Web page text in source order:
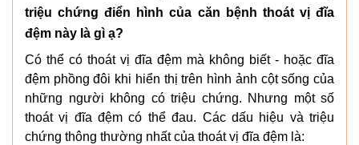
triệu chứng điển hình của căn bệnh thoát vị đĩa
đệm này là gì ạ?
Có thể có thoát vị đĩa đệm mà không biết - hoặc đĩa
đệm phồng đôi khi hiển thị trên hình ảnh cột sống của
những người không có triệu chứng. Nhưng một số
thoát vị đĩa đệm có thể đau. Các dấu hiệu và triệu
chứng thông thường nhất của thoát vị đĩa đệm là: